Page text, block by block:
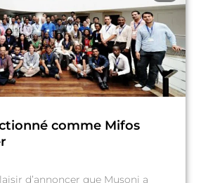
comme Mifos
d’annoncer que Musoni a